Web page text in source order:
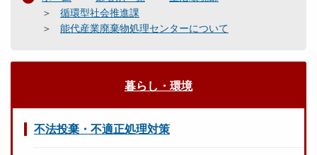
循環型社会推進課
能代産業廃棄物処理センターについて
暮らし・環境
不法投棄・不適正処理対策